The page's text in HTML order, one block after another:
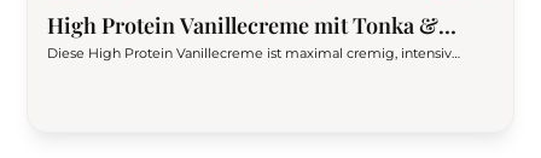
High Protein Vanillecreme mit Tonka &
Knusper-Twist
Diese High Protein Vanillecreme ist maximal cremig, intensiv